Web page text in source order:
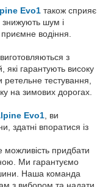
Evo1 також сприяє
знижують шум і
водіння.
виготовляються з
які гарантують високу
ретельне тестування,
на зимових дорогах.
Evo1 , ви
здатні впоратися із
можливість придбати
Ми гарантуємо
шини. Наша команда
з вибором та надати